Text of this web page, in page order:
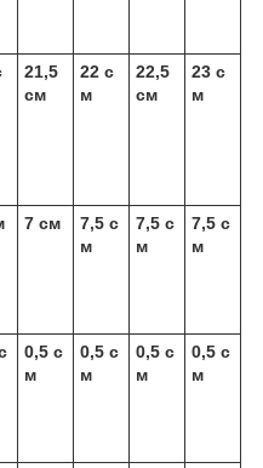
21,5
см
22 с
м
22,5
см
23 с
м
7 см
7,5 с
м
7,5 с
м
7,5 с
м
0,5 с
м
0,5 с
м
0,5 с
м
0,5 с
м